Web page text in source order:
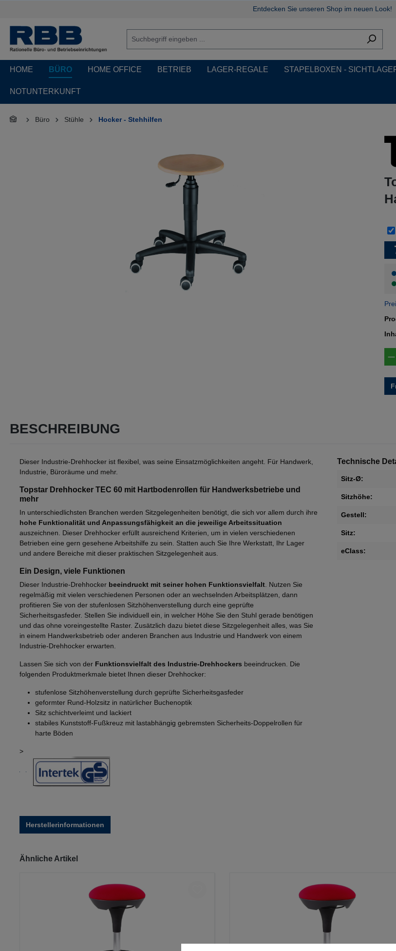
Entdecken Sie unseren Shop im neuen Look!
HOME BÜRO HOME OFFICE BETRIEB LAGER-REGALE STAPELBOXEN -
NOTUNTERKUNFT
Büro Stühle Hocker - Stehhilfen
BESCHREIBUNG
Dieser Industrie-Drehhocker ist flexibel, was seine Einsatzmöglichkeiten angeht. Für Handwerk,
Industrie, Büroräume und mehr.
Topstar Drehhocker TEC 60 mit Hartbodenrollen für Handwerksbetriebe und
mehr
In unterschiedlichsten Branchen werden Sitzgelegenheiten benötigt, die sich vor allem durch ihre
hohe Funktionalität und Anpassungsfähigkeit an die jeweilige Arbeitssituation
auszeichnen. Dieser Drehhocker erfüllt ausreichend Kriterien, um in vielen verschiedenen
Betrieben eine gern gesehene Arbeitshilfe zu sein. Statten auch Sie Ihre Werkstatt, Ihr Lager
und andere Bereiche mit dieser praktischen Sitzgelegenheit aus.
Ein Design, viele Funktionen
Dieser Industrie-Drehhocker beeindruckt mit seiner hohen Funktionsvielfalt. Nutzen Sie
regelmäßig mit vielen verschiedenen Personen oder an wechselnden Arbeitsplätzen, dann
profitieren Sie von der stufenlosen Sitzhöhenverstellung durch eine geprüfte
Sicherheitsgasfeder. Stellen Sie individuell ein, in welcher Höhe Sie den Stuhl gerade benötigen
und das ohne voreingestellte Raster. Zusätzlich dazu bietet diese Sitzgelegenheit alles, was Sie
in einem Handwerksbetrieb oder anderen Branchen aus Industrie und Handwerk von einem
Industrie-Drehhocker erwarten.
Lassen Sie sich von der Funktionsvielfalt des Industrie-Drehhockers beeindrucken. Die
folgenden Produktmerkmale bietet Ihnen dieser Drehhocker:
stufenlose Sitzhöhenverstellung durch geprüfte Sicherheitsgasfeder
geformter Rund-Holzsitz in natürlicher Buchenoptik
Sitz schichtverleimt und lackiert
stabiles Kunststoff-Fußkreuz mit lastabhängig gebremsten Sicherheits-Doppelrollen für
harte Böden
>
Technische
Sitz-Ø:
Sitzhöhe:
Gestell:
Sitz:
eClass:
Herstellerinformationen
Produktgalerie überspringen
Ähnliche Artikel